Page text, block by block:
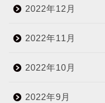
2022年12月
2022年11月
2022年10月
2022年9月